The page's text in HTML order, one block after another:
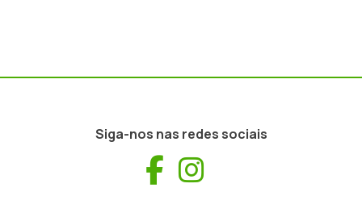
Siga-nos nas redes sociais
Facebook